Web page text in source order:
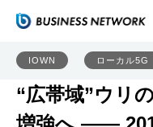
IOWN ローカル5G
“広帯域”ウリ